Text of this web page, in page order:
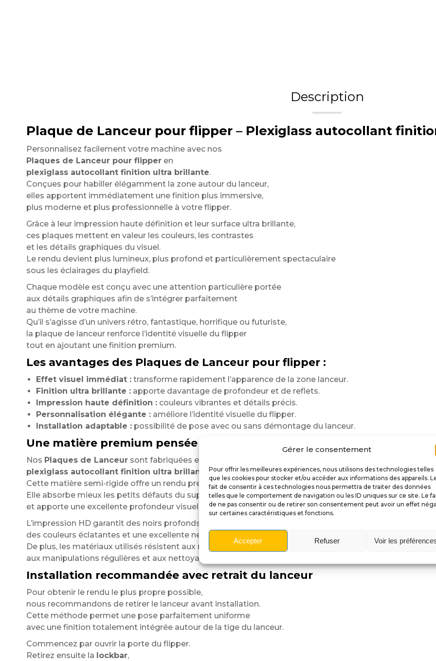
Gérer le consentement
Pour offrir les meilleures expériences, nous utilisons des technologies telles
que les cookies pour stocker et/ou accéder aux informations des appareils.
fait de consentir à ces technologies nous permettra de traiter des données
telles que le comportement de navigation ou les ID uniques sur ce site. Le
de ne pas consentir ou de retirer son consentement peut avoir un effet
sur certaines caractéristiques et fonctions.
Accepter Refuser Voir les
Description
Plaque de Lanceur pour flipper – Plexiglass autocollant
Personnalisez facilement votre machine avec nos
Plaques de Lanceur pour flipperen
plexiglass autocollant finition ultra brillante.
Conçues pour habiller élégamment la zone autour du lanceur,
elles apportent immédiatement une finition plus immersive,
plus moderne et plus professionnelle à votre flipper.
Grâce à leur impression haute définition et leur surface ultra brillante,
ces plaques mettent en valeur les couleurs, les contrastes
et les détails graphiques du visuel.
Le rendu devient plus lumineux, plus profond et particulièrement spectaculaire
sous les éclairages du playfield.
Chaque modèle est conçu avec une attention particulière portée
aux détails graphiques afin de s’intégrer parfaitement
au thème de votre machine.
Qu’il s’agisse d’un univers rétro, fantastique, horrifique ou futuriste,
la plaque de lanceur renforce l’identité visuelle du flipper
tout en ajoutant une finition premium.
Les avantages des Plaques de Lanceur pour flipper :
Effet visuel immédiat :transforme rapidement l’apparence de la zone lanceur.
Finition ultra brillante :apporte davantage de profondeur et de reflets.
Impression haute définition :couleurs vibrantes et détails précis.
Personnalisation élégante :améliore l’identité visuelle du flipper.
Installation adaptable :possibilité de pose avec ou sans démontage du lanceur.
Une matière premium pensée pour durer
Nos Plaques de Lanceursont fabriquées en
plexiglass autocollant finition ultra brillante.
Cette matière semi-rigide offre un rendu premium tout en facilitant la pose.
Elle absorbe mieux les petits défauts du support
et apporte une excellente profondeur visuelle.
L’impression HD garantit des noirs profonds,
des couleurs éclatantes et une excellente netteté même de près.
De plus, les matériaux utilisés résistent aux micro-rayures,
aux manipulations régulières et aux nettoyages classiques.
Installation recommandée avec retrait du lanceur
Pour obtenir le rendu le plus propre possible,
nous recommandons de retirer le lanceur avant installation.
Cette méthode permet une pose parfaitement uniforme
avec une finition totalement intégrée autour de la tige du lanceur.
Commencez par ouvrir la porte du flipper.
Retirez ensuite la lockbar,